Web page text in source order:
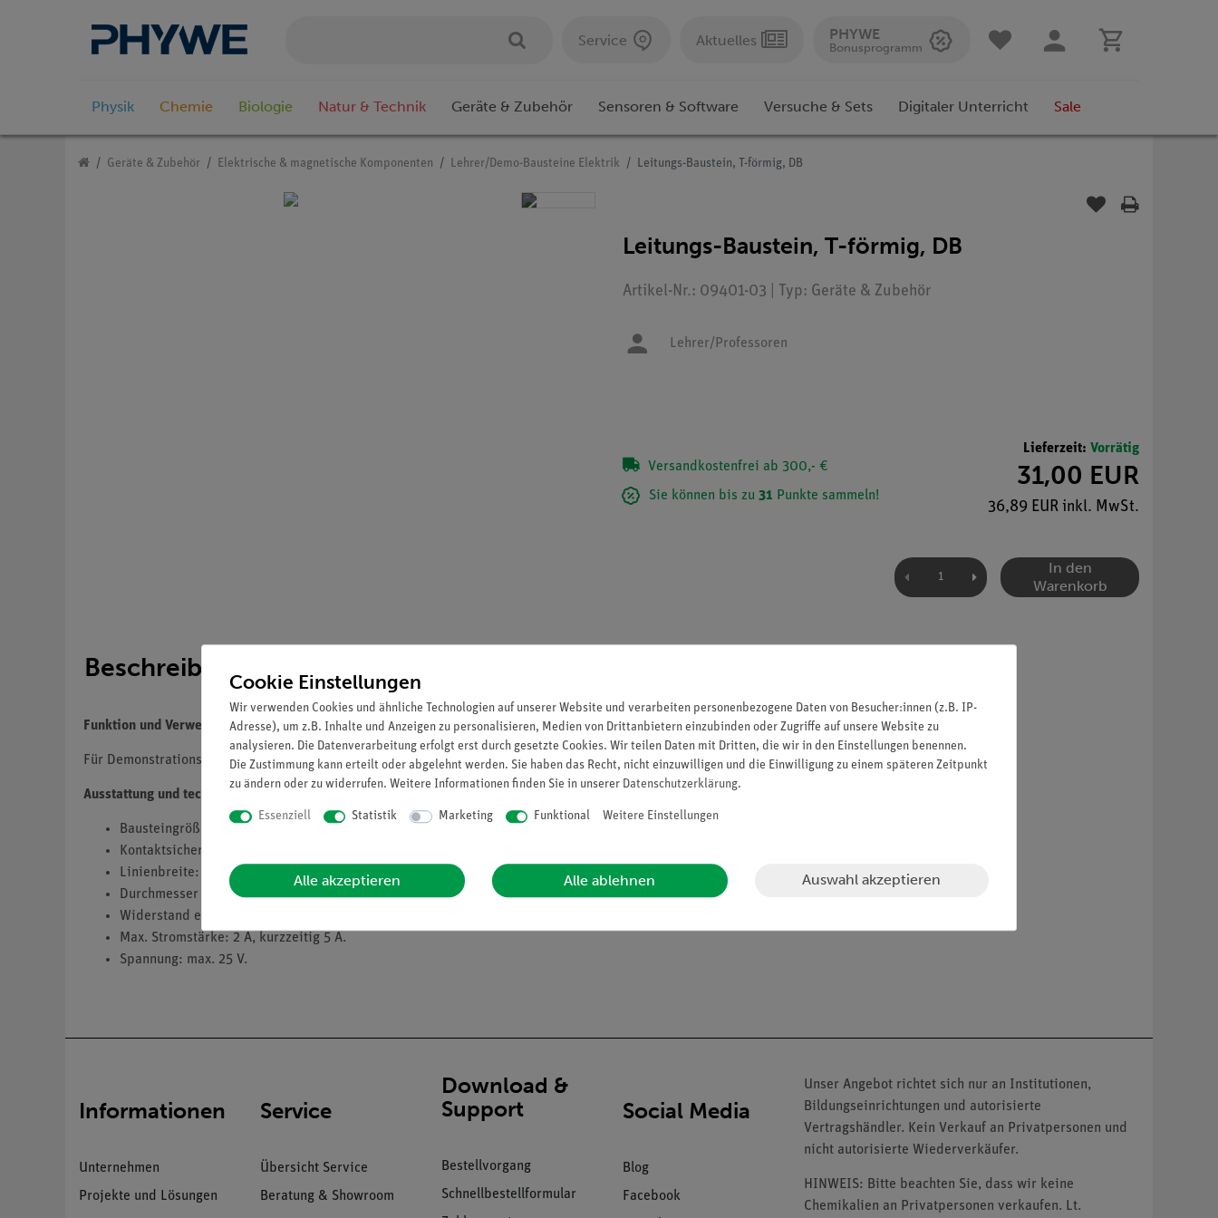
Service Aktuelles PHYWE
Bonusprogramm
Physik Chemie Biologie Natur & Technik Geräte & Zubehör Sensoren & Software Versuche & Sets Digitaler Unterricht Sale
Geräte & Zubehör Elektrische & magnetische Komponenten Lehrer/Demo-Bausteine Elektrik Leitungs-Baustein, T-förmig, DB
Leitungs-Baustein, T-förmig, DB
Artikel-Nr.: 09401-03 | Typ: Geräte & Zubehör
Lehrer/Professoren
Versandkostenfrei ab 300,- €
Sie können bis zu 31 Punkte sammeln!
Lieferzeit: Vorrätig
31,00 EUR
36,89 EUR inkl. MwSt.
In den
Warenkorb
Beschreibung
Funktion und Verwendung
Für Demonstrationsversuche zur Elektrik.
Ausstattung und technische Daten
Bausteingröße (mm): 82 x 82.
Kontaktsicherheit durch Puzzleverzahnung.
Linienbreite: 4 mm.
Durchmesser der Kontaktfläche: 2 mm.
Widerstand eines Kontaktes: ca. 0,02 Ohm.
Max. Stromstärke: 2 A, kurzzeitig 5 A.
Spannung: max. 25 V.
Informationen
Unternehmen
Projekte und Lösungen
Service
Übersicht Service
Beratung & Showroom
Download &
Support
Bestellvorgang
Schnellbestellformular
Social Media
Blog
Facebook
Unser Angebot richtet sich nur an Institutionen,
Bildungseinrichtungen und autorisierte
Vertragshändler. Kein Verkauf an Privatpersonen und
nicht autorisierte Wiederverkäufer.
HINWEIS: Bitte beachten Sie, dass wir keine
Chemikalien an Privatpersonen verkaufen. Lt.
Cookie Einstellungen
Wir verwenden Cookies und ähnliche Technologien auf unserer Website und verarbeiten personenbezogene Daten von Besucher:innen (z.B. IP-
Adresse), um z.B. Inhalte und Anzeigen zu personalisieren, Medien von Drittanbietern einzubinden oder Zugriffe auf unsere Website zu
analysieren. Die Datenverarbeitung erfolgt erst durch gesetzte Cookies. Wir teilen Daten mit Dritten, die wir in den Einstellungen benennen.
Die Zustimmung kann erteilt oder abgelehnt werden. Sie haben das Recht, nicht einzuwilligen und die Einwilligung zu einem späteren Zeitpunkt
zu ändern oder zu widerrufen. Weitere Informationen finden Sie in unserer Daten­schutz­erklärung.
Essenziell Statistik Marketing Funktional Weitere Einstellungen
Alle akzeptieren Alle ablehnen Auswahl akzeptieren